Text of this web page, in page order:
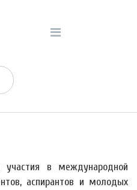
в международной
аспирантов и молодых